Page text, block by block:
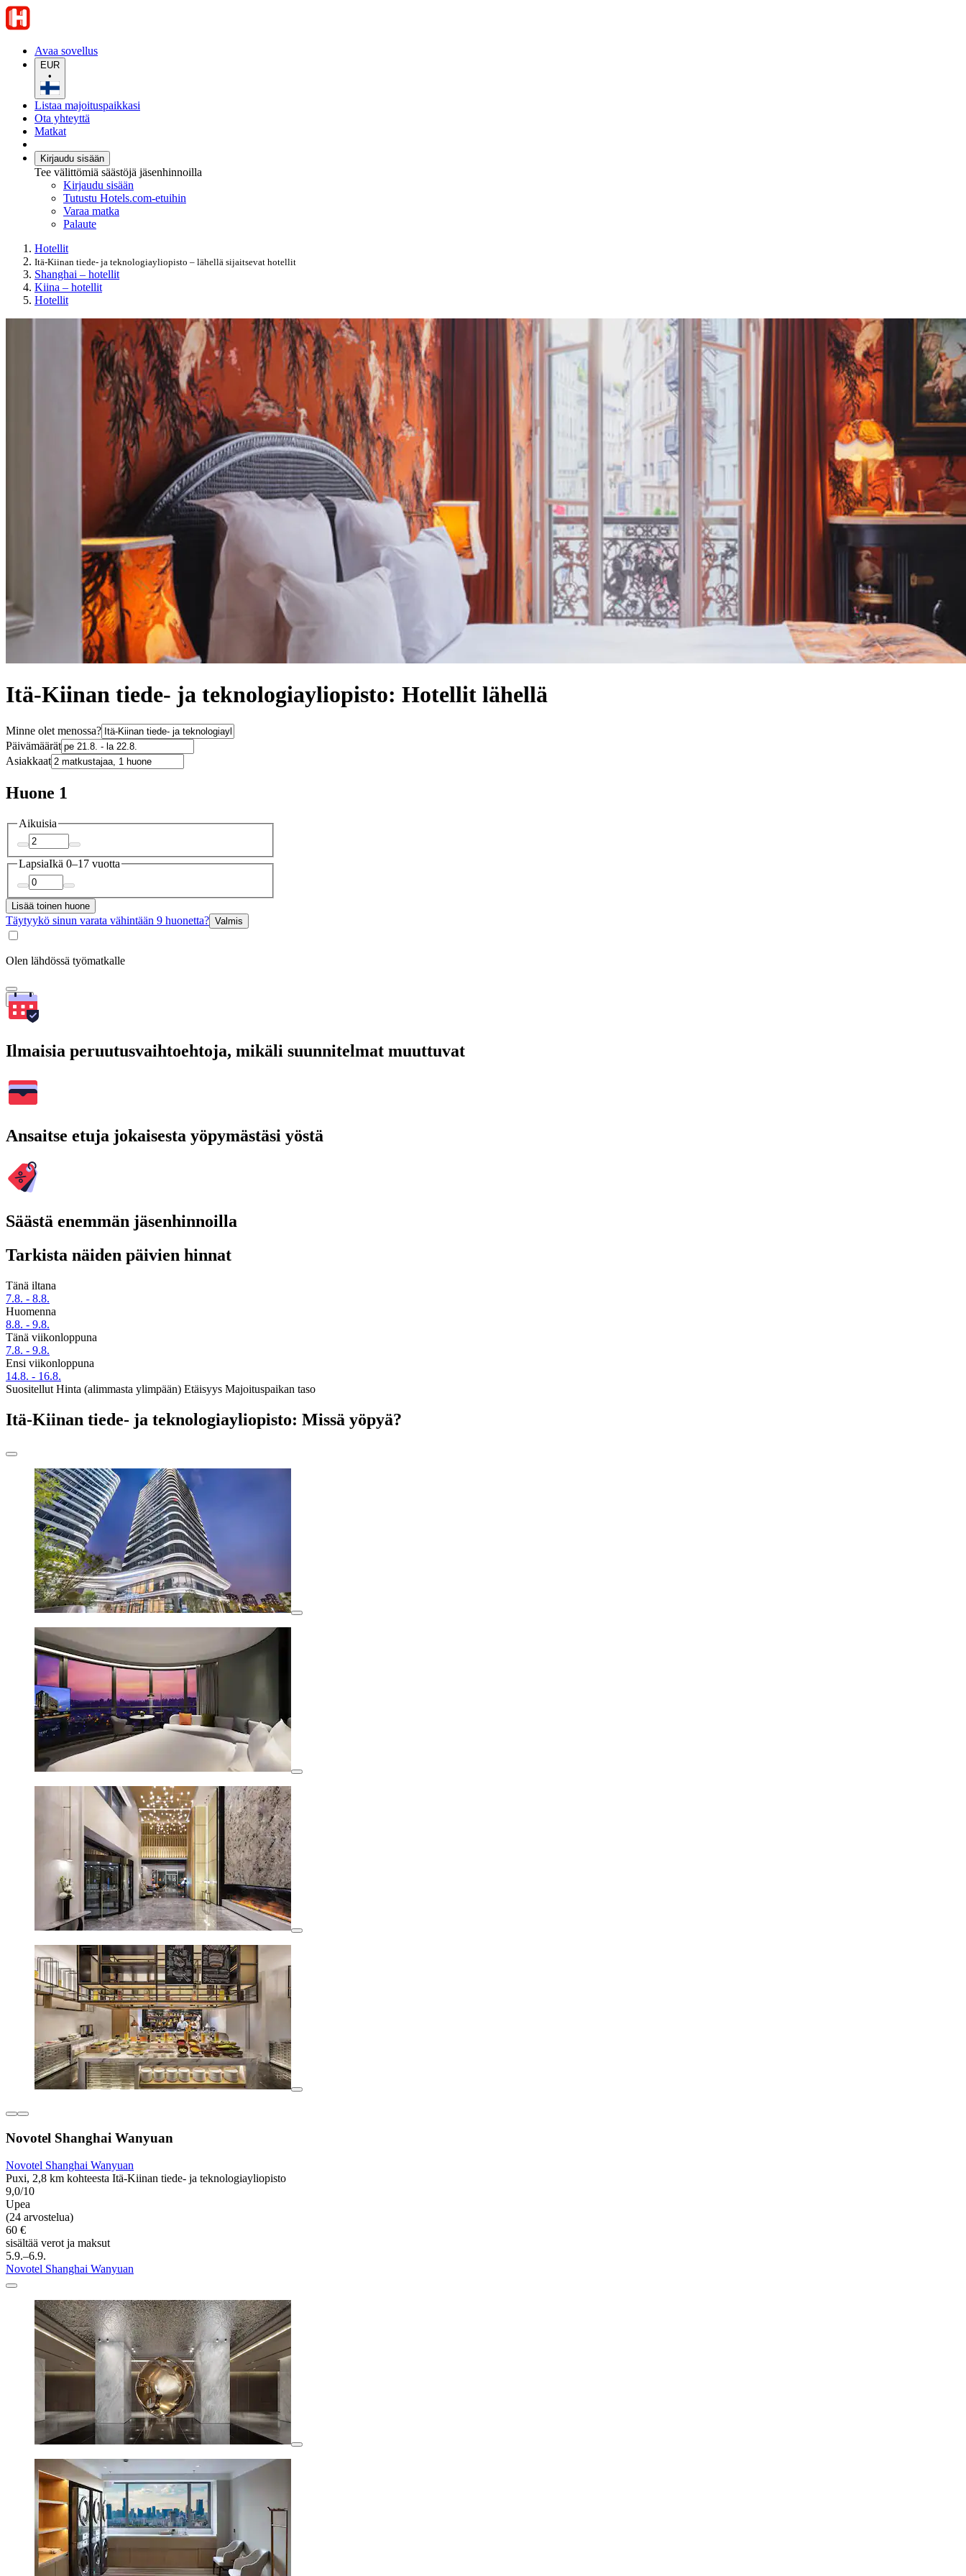
Avaa sovellus
EUR
•
Listaa majoituspaikkasi
Ota yhteyttä
Matkat
Kirjaudu sisään
Tee välittömiä säästöjä jäsenhinnoilla
Kirjaudu sisään
Tutustu Hotels.com-etuihin
Varaa matka
Palaute
Hotellit
Itä-Kiinan tiede- ja teknologiayliopisto – lähellä sijaitsevat hotellit
Shanghai – hotellit
Kiina – hotellit
Hotellit
Itä-Kiinan tiede- ja teknologiayliopisto: Hotellit lähellä
Minne olet menossa?
Päivämäärät
Asiakkaat
Huone 1
Aikuisia
LapsiaIkä 0–17 vuotta
Lisää toinen huone
Täytyykö sinun varata vähintään 9 huonetta? Valmis
Olen lähdössä työmatkalle
Hae
Ilmaisia peruutusvaihtoehtoja, mikäli suunnitelmat muuttuvat
Ansaitse etuja jokaisesta yöpymästäsi yöstä
Säästä enemmän jäsenhinnoilla
Tarkista näiden päivien hinnat
Tänä iltana
7.8. - 8.8.
Huomenna
8.8. - 9.8.
Tänä viikonloppuna
7.8. - 9.8.
Ensi viikonloppuna
14.8. - 16.8.
Suositellut Hinta (alimmasta ylimpään) Etäisyys Majoituspaikan taso
Itä-Kiinan tiede- ja teknologiayliopisto: Missä yöpyä?
Novotel Shanghai Wanyuan
Novotel Shanghai Wanyuan
Puxi, 2,8 km kohteesta Itä-Kiinan tiede- ja teknologiayliopisto
9,0/10
Upea
(24 arvostelua)
60 €
sisältää verot ja maksut
5.9.–6.9.
Novotel Shanghai Wanyuan